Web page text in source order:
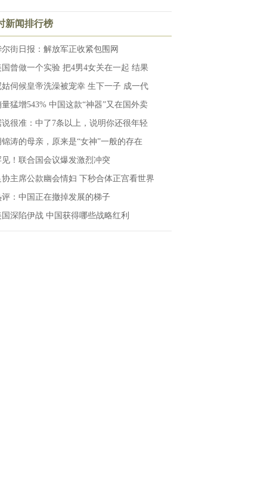
新闻排行榜
尔街日报：解放军正收紧包围网
国曾做一个实验 把4男4女关在一起 结果
姑伺候皇帝洗澡被宠幸 生下一子 成一代
量猛增543% 中国这款“神器”又在国外卖
说很准：中了7条以上，说明你还很年轻
锦涛的母亲，原来是“女神”一般的存在
见！联合国会议爆发激烈冲突
协主席公款幽会情妇 下秒合体正宫看世界
评：中国正在撤掉发展的梯子
国深陷伊战 中国获得哪些战略红利